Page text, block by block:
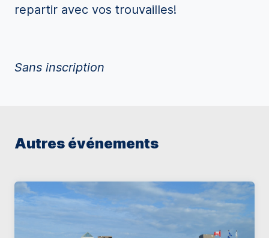
repartir avec vos trouvailles!
Sans inscription
Autres événements